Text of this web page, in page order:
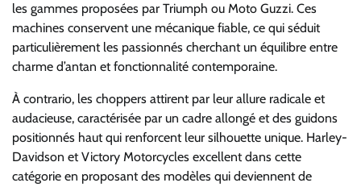
les gammes proposées par Triumph ou Moto Guzzi. Ces
machines conservent une mécanique fiable, ce qui séduit
particulièrement les passionnés cherchant un équilibre entre
charme d’antan et fonctionnalité contemporaine.
À contrario, les choppers attirent par leur allure radicale et
audacieuse, caractérisée par un cadre allongé et des guidons
positionnés haut qui renforcent leur silhouette unique. Harley-
Davidson et Victory Motorcycles excellent dans cette
catégorie en proposant des modèles qui deviennent de